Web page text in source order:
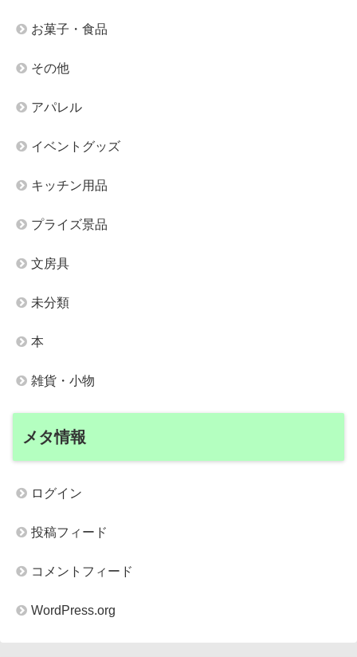
お菓子・食品
その他
アパレル
イベントグッズ
キッチン用品
プライズ景品
文房具
未分類
本
雑貨・小物
メタ情報
ログイン
投稿フィード
コメントフィード
WordPress.org